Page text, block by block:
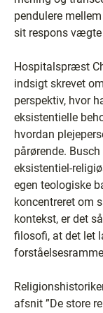
pendulere
sit respons
Hospitalspræst
indsigt skrevet
perspektiv, hvor
eksistentielle
hvordan
pårørende.
eksistentiel-
egen teologiske
koncentreret om
kontekst, er det
filosofi, at det let
afsnit ”De store